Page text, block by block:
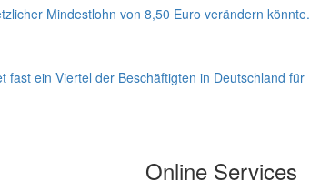
Mindestlohn von 8,50 Euro verändern könnte.
fast ein Viertel der Beschäftigten in Deutschland für
Online Services